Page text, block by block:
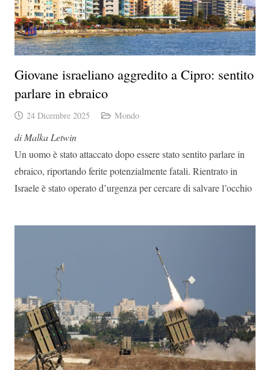
Giovane israeliano aggredito a Cipro: sentito
parlare in ebraico
24 Dicembre 2025 Mondo
di Malka Letwin
Un uomo è stato attaccato dopo essere stato sentito parlare in
ebraico, riportando ferite potenzialmente fatali. Rientrato in
Israele è stato operato d’urgenza per cercare di salvare l’occhio